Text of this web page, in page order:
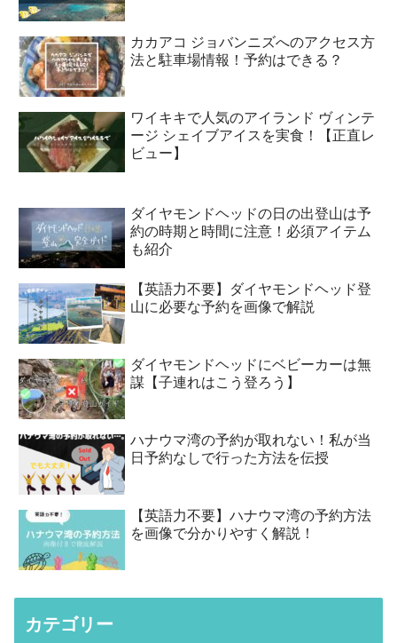
カカアコ ジョバンニズへのアクセス方
法と駐車場情報！予約はできる？
ワイキキで人気のアイランド ヴィンテ
ージ シェイブアイスを実食！【正直レ
ビュー】
ダイヤモンドヘッドの日の出登山は予
約の時期と時間に注意！必須アイテム
も紹介
【英語力不要】ダイヤモンドヘッド登
山に必要な予約を画像で解説
ダイヤモンドヘッドにベビーカーは無
謀【子連れはこう登ろう】
ハナウマ湾の予約が取れない！私が当
日予約なしで行った方法を伝授
【英語力不要】ハナウマ湾の予約方法
を画像で分かりやすく解説！
カテゴリー